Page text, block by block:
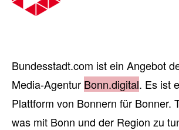
Bundesstadt.com ist ein Angebot
Media-Agentur Bonn.digital. Es ist
Plattform von Bonnern für Bonner.
was mit Bonn und der Region zu